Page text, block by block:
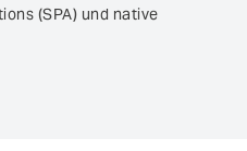
(SPA) und native